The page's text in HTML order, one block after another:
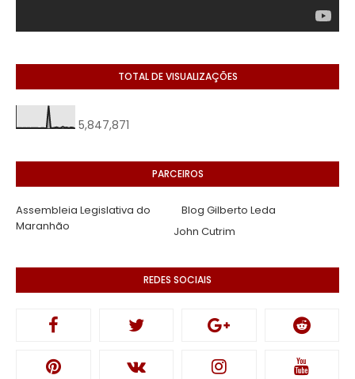
TOTAL DE VISUALIZAÇÕES
5,847,871
PARCEIROS
Assembleia Legislativa do
Maranhão
Blog Gilberto Leda
John Cutrim
REDES SOCIAIS